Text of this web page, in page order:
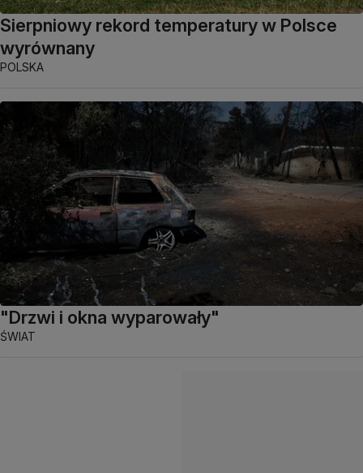
Sierpniowy rekord temperatury w Polsce
wyrównany
POLSKA
"Drzwi i okna wyparowały"
ŚWIAT